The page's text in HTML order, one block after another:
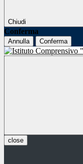
Chiudi
Conferma
Annulla Conferma
close